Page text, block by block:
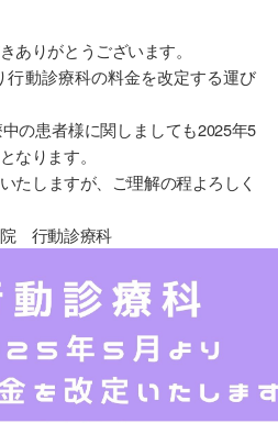
ありがとうございます。
行動診療科の料金を改定する運び
の患者様に関しましても2025年5
なります。
たしますが、ご理解の程よろしく
行動診療科